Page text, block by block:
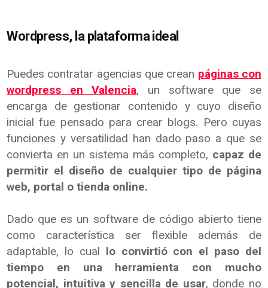
Wordpress, la plataforma ideal
Puedes contratar agencias que crean páginas con
wordpress en Valencia, un software que se
encarga de gestionar contenido y cuyo diseño
inicial fue pensado para crear blogs. Pero cuyas
funciones y versatilidad han dado paso a que se
convierta en un sistema más completo, capaz de
permitir el diseño de cualquier tipo de página
web, portal o tienda online.
Dado que es un software de código abierto tiene
como característica ser flexible además de
adaptable, lo cual lo convirtió con el paso del
tiempo en una herramienta con mucho
potencial, intuitiva y sencilla de usar, donde no